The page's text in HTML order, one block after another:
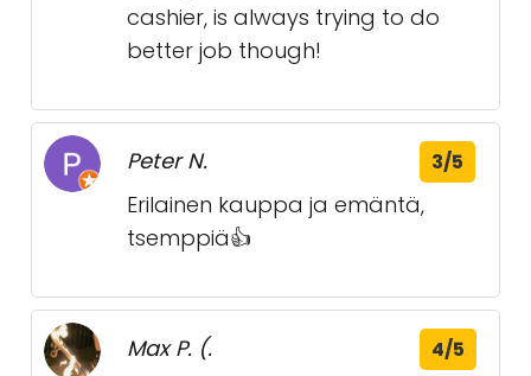
cashier, is always trying to do
better job though!
Peter N. 3/5
Erilainen kauppa ja emäntä,
tsemppiä👍
Max P. (. 4/5